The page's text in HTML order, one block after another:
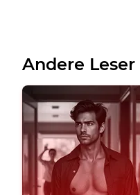
Andere